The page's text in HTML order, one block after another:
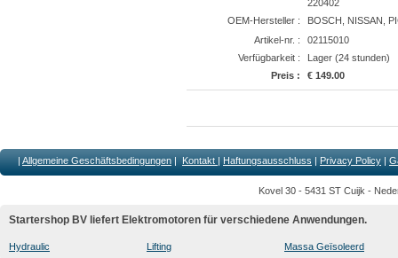
220402
OEM-Hersteller :
BOSCH, NISSAN,
Artikel-nr. :
02115010
Verfügbarkeit :
Lager (24 stunden)
Preis :
€ 149.00
| Allgemeine Geschäftsbedingungen | Kontakt | Haftungsausschluss | Privacy Policy |
Kovel 30 - 5431 ST Cuijk -
Startershop BV liefert Elektromotoren für verschiedene Anwendungen.
Hydraulic Lifting Massa Geïsoleerd